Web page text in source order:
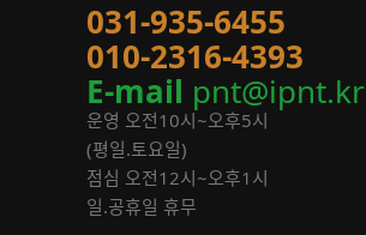
031-935-6455
010-2316-4393
E-mail pnt@ipnt.kr
운영 오전10시~오후5시
(평일.토요일)
점심 오전12시~오후1시
일.공휴일 휴무